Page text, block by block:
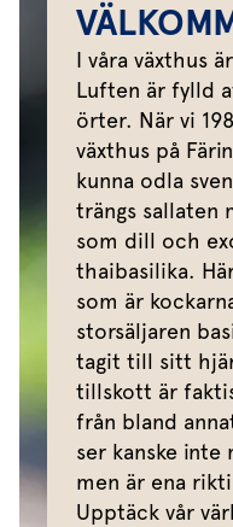
I våra växthus
Luften är fylld
örter. När vi
växthus på
kunna odla
trängs
som dill och
thaibasilika.
som är
storsäljaren
tagit till sitt
tillskott är
från bland
ser kanske
men är ena
Upptäck vår